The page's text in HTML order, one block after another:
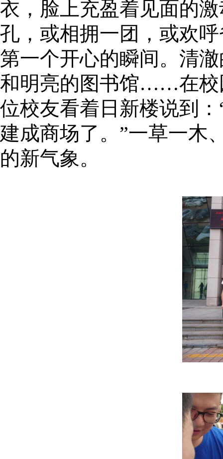
衣，脸上充盈着见面的
孔，或相拥一团，或欢
第一个开心的瞬间。清
和明亮的图书馆……在校
位校友看着日新楼说到
建成商场了。”一草一木
的新气象。